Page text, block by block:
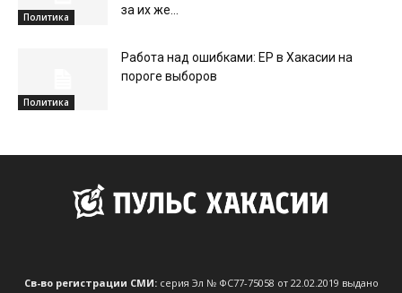
Политика
за их же...
Политика
Работа над ошибками: ЕР в Хакасии на
пороге выборов
Св-во регистрации СМИ:серия Эл № ФС77-75058 от 22.02.2019 выдано